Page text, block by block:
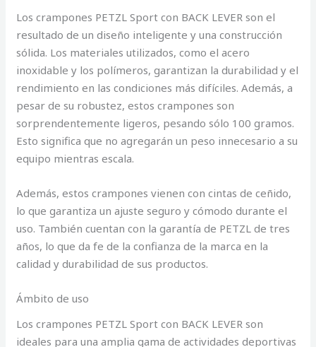
Los crampones PETZL Sport con BACK LEVER son el
resultado de un diseño inteligente y una construcción
sólida. Los materiales utilizados, como el acero
inoxidable y los polímeros, garantizan la durabilidad y el
rendimiento en las condiciones más difíciles. Además, a
pesar de su robustez, estos crampones son
sorprendentemente ligeros, pesando sólo 100 gramos.
Esto significa que no agregarán un peso innecesario a su
equipo mientras escala.
Además, estos crampones vienen con cintas de ceñido,
lo que garantiza un ajuste seguro y cómodo durante el
uso. También cuentan con la garantía de PETZL de tres
años, lo que da fe de la confianza de la marca en la
calidad y durabilidad de sus productos.
Ámbito de uso
Los crampones PETZL Sport con BACK LEVER son
ideales para una amplia gama de actividades deportivas